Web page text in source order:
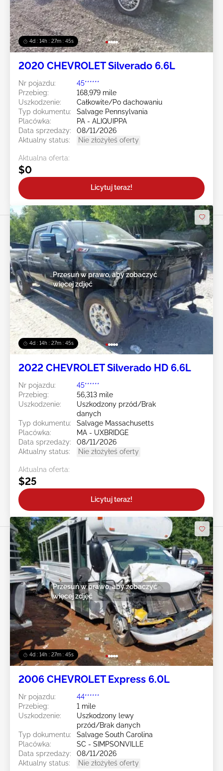
4d : 14h : 27m : 43s
2020 CHEVROLET Silverado 6.6L
Nr pojazdu:
45******
Przebieg:
168,979 mile
Uszkodzenie:
Całkowite/Po dachowaniu
Typ dokumentu:
Salvage Pennsylvania
Placówka:
PA - ALIQUIPPA
Data sprzedaży:
08/11/2026
Aktualny status:
Nie złożyłeś oferty
Aktualna oferta:
$0
Licytuj teraz!
4d : 14h : 27m : 43s
Przesuń w prawo, aby zobaczyć
więcej zdjęć
2022 CHEVROLET Silverado HD 6.6L
Nr pojazdu:
45******
Przebieg:
56,313 mile
Uszkodzenie:
Uszkodzony przód/Brak
danych
Typ dokumentu:
Salvage Massachusetts
Placówka:
MA - UXBRIDGE
Data sprzedaży:
08/11/2026
Aktualny status:
Nie złożyłeś oferty
Aktualna oferta:
$25
Licytuj teraz!
4d : 14h : 27m : 43s
Przesuń w prawo, aby zobaczyć
więcej zdjęć
2006 CHEVROLET Express 6.0L
Nr pojazdu:
44******
Przebieg:
1 mile
Uszkodzenie:
Uszkodzony lewy
przód/Brak danych
Typ dokumentu:
Salvage South Carolina
Placówka:
SC - SIMPSONVILLE
Data sprzedaży:
08/11/2026
Aktualny status:
Nie złożyłeś oferty